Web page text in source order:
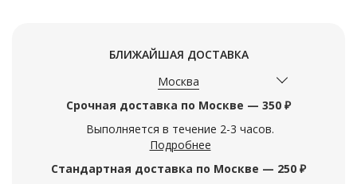
БЛИЖАЙШАЯ ДОСТАВКА
Москва
Срочная доставка по Москве — 350 ₽
Выполняется в течение 2-3 часов.
Подробнее
Стандартная доставка по Москве — 250 ₽